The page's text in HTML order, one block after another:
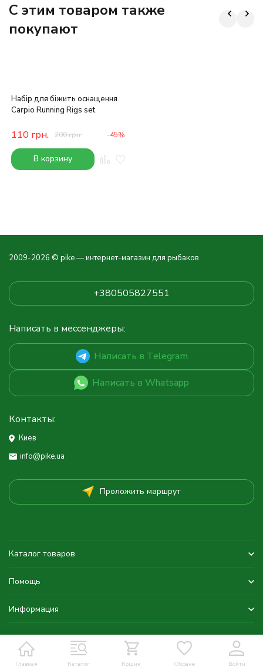
C этим товаром также
покупают
Набір для біжить оснащення
Carpio Running Rigs set
110 грн. 200грн. -45%
В корзину
Главная Каталог Кошик Обране Войти
2009-2026 © pike — интернет-магазин для рыбаков
+380505827551
Написать в мессенджеры:
Написать в Telegram
Написать в Whatsapp
Контакты:
Киев
info@pike.ua
Проложить маршрут
Каталог товаров
Помощь
Информация